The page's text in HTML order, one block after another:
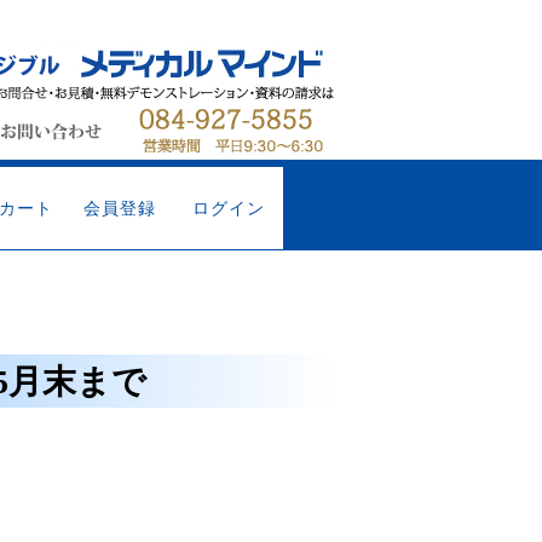
カート 会員登録 ログイン
末まで